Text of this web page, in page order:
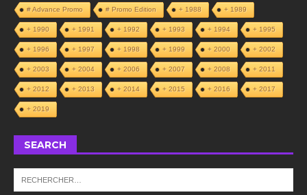
# Advance Promo # Promo Edition + 1988 + 1989
+ 1990 + 1991 + 1992 + 1993 + 1994 + 1995
+ 1996 + 1997 + 1998 + 1999 + 2000 + 2002
+ 2003 + 2004 + 2006 + 2007 + 2008 + 2011
+ 2012 + 2013 + 2014 + 2015 + 2016 + 2017
+ 2019
SEARCH